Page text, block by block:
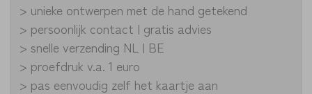
> unieke ontwerpen met de hand getekend
> persoonlijk contact | gratis advies
> snelle verzending NL | BE
> proefdruk v.a. 1 euro
> pas eenvoudig zelf het kaartje aan